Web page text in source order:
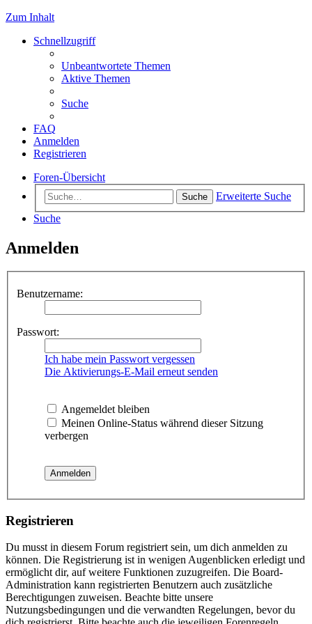
Zum Inhalt
Schnellzugriff
Unbeantwortete Themen
Aktive Themen
Suche
FAQ
Anmelden
Registrieren
Foren-Übersicht
Suche
Erweiterte Suche
Suche
Anmelden
Benutzername:
Passwort:
Ich habe mein Passwort vergessen
Die Aktivierungs-E-Mail erneut senden
Angemeldet bleiben
Meinen Online-Status während dieser Sitzung
verbergen
Registrieren
Du musst in diesem Forum registriert sein, um dich anmelden zu
können. Die Registrierung ist in wenigen Augenblicken erledigt und
ermöglicht dir, auf weitere Funktionen zuzugreifen. Die Board-
Administration kann registrierten Benutzern auch zusätzliche
Berechtigungen zuweisen. Beachte bitte unsere
Nutzungsbedingungen und die verwandten Regelungen, bevor du